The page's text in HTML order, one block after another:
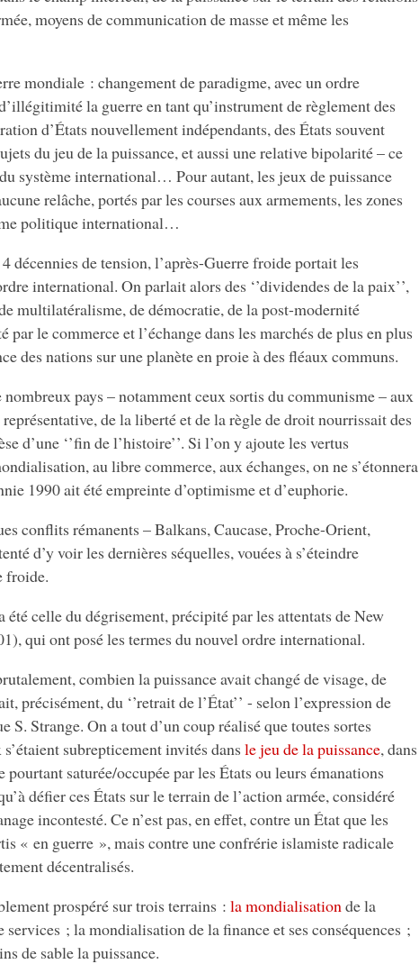
moyens de communication de masse et même les
mondiale : changement de paradigme, avec un ordre
la guerre en tant qu’instrument de règlement des
d’États nouvellement indépendants, des États souvent
du jeu de la puissance, et aussi une relative bipolarité – ce
système international… Pour autant, les jeux de puissance
relâche, portés par les courses aux armements, les zones
politique international…
décennies de tension, l’après-Guerre froide portait les
international. On parlait alors des ‘’dividendes de la paix’’,
multilatéralisme, de démocratie, de la post-modernité
par le commerce et l’échange dans les marchés de plus en plus
des nations sur une planète en proie à des fléaux communs.
pays – notamment ceux sortis du communisme – aux
de la liberté et de la règle de droit nourrissait des
d’une ‘’fin de l’histoire’’. Si l’on y ajoute les vertus
au libre commerce, aux échanges, on ne s’étonnera
1990 ait été empreinte d’optimisme et d’euphorie.
conflits rémanents – Balkans, Caucase, Proche-Orient,
d’y voir les dernières séquelles, vouées à s’éteindre
froide.
été celle du dégrisement, précipité par les attentats de New
qui ont posé les termes du nouvel ordre international.
combien la puissance avait changé de visage, de
précisément, du ‘’retrait de l’État’’ - selon l’expression de
S. Strange. On a tout d’un coup réalisé que toutes sortes
subrepticement invités dans le jeu de la puissance, dans
pourtant saturée/occupée par les États ou leurs émanations
défier ces États sur le terrain de l’action armée, considéré
incontesté. Ce n’est pas, en effet, contre un État que les
« en guerre », mais contre une confrérie islamiste radicale
décentralisés.
prospéré sur trois terrains : la mondialisation de la
services ; la mondialisation de la finance et ses conséquences ;
de sable la puissance.